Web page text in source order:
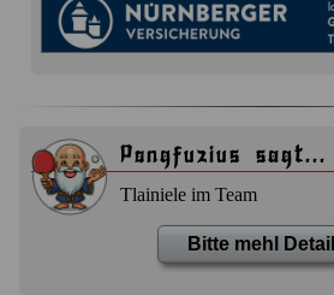
Pongfuzius sagt...
Tlainiele im Team
Bitte mehl